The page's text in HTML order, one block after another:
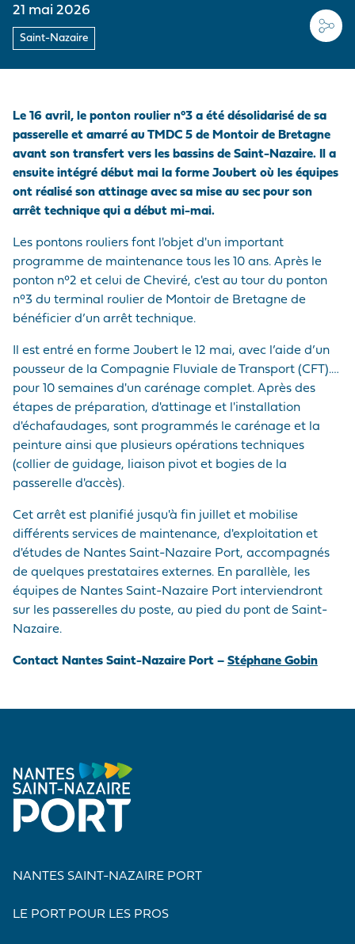
21 mai 2026
Saint-Nazaire
Le 16 avril, le ponton roulier n°3 a été désolidarisé de sa
passerelle et amarré au TMDC 5 de Montoir de Bretagne
avant son transfert vers les bassins de Saint-Nazaire. Il a
ensuite intégré début mai la forme Joubert où les équipes
ont réalisé son attinage avec sa mise au sec pour son
arrêt technique qui a début mi-mai.
Les pontons rouliers font l'objet d'un important
programme de maintenance tous les 10 ans. Après le
ponton n°2 et celui de Cheviré, c'est au tour du ponton
n°3 du terminal roulier de Montoir de Bretagne de
bénéficier d’un arrêt technique.
Il est entré en forme Joubert le 12 mai, avec l’aide d’un
pousseur de la Compagnie Fluviale de Transport (CFT).…
pour 10 semaines d'un carénage complet. Après des
étapes de préparation, d'attinage et l'installation
d'échafaudages, sont programmés le carénage et la
peinture ainsi que plusieurs opérations techniques
(collier de guidage, liaison pivot et bogies de la
passerelle d'accès).
Cet arrêt est planifié jusqu'à fin juillet et mobilise
différents services de maintenance, d'exploitation et
d'études de Nantes Saint-Nazaire Port, accompagnés
de quelques prestataires externes. En parallèle, les
équipes de Nantes Saint-Nazaire Port interviendront
sur les passerelles du poste, au pied du pont de Saint-
Nazaire.
Contact Nantes Saint-Nazaire Port – Stéphane Gobin
NANTES SAINT-NAZAIRE PORT
LE PORT POUR LES PROS
ACCÉDER AU PORT
PROFESSIONNELS
MARCHÉS PUBLICS
Nous rejoindre
Visite du port